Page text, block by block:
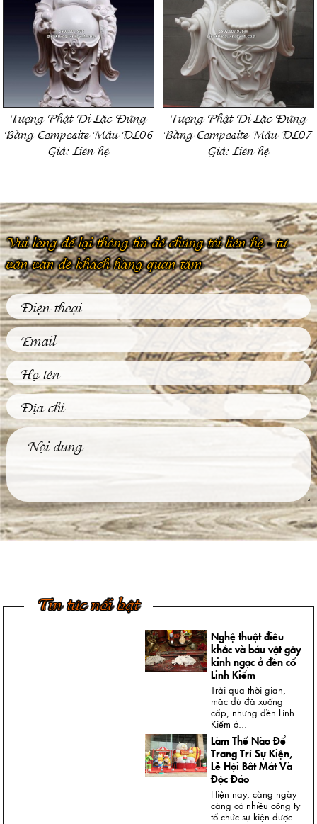
Tượng Phật Di Lặc Đứng
Bằng Composite Mẫu DL06
Giá:Liên hệ
Tượng Phật Di Lặc Đứng
Bằng Composite Mẫu DL07
Giá:Liên hệ
Vui lòng để lại thông tin để chúng tôi liên hệ - tư
vấn vấn đề khách hàng quan tâm
Tin tức nổi bật
Phù Điêu Và Những
Thực Trong Đời
Sống Thường Ngày
phù điêu hiện nay
Tìm Hiểu Về Kỹ
ngưỡng những bức
tượng đồng...
4 Bước Quan Trọng
Trong Quy Trình
tượng khá thông dụng
Nghệ thuật điêu
khắc và báu vật gây
kinh ngạc ở đền cổ
Linh Kiếm
Trải qua thời gian,
mặc dù đã xuống
cấp, nhưng đền Linh
Kiếm ở...
Làm Thế Nào Để
Trang Trí Sự Kiện,
Lễ Hội Bắt Mắt Và
Độc Đáo
Hiện nay, càng ngày
càng có nhiều công ty
tổ chức sự kiện được...